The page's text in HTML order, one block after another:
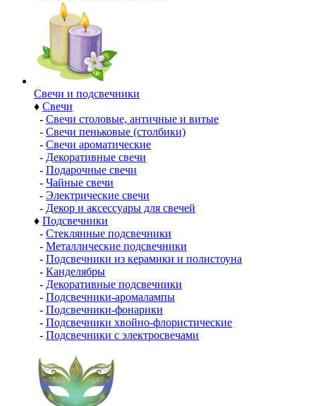
Свечи и подсвечники
♦ Свечи
- Свечи столовые, античные и витые
- Свечи пеньковые (столбики)
- Свечи ароматические
- Декоративные свечи
- Подарочные свечи
- Чайные свечи
- Электрические свечи
- Декор и аксессуары для свечей
♦ Подсвечники
- Стеклянные подсвечники
- Металлические подсвечники
- Подсвечники из керамики и полистоуна
- Канделябры
- Декоративные подсвечники
- Подсвечники-аромалампы
- Подсвечники-фонарики
- Подсвечники хвойно-флористические
- Подсвечники с электросвечами